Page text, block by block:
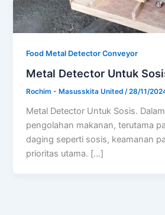
Food Metal Detector Conveyor
Metal Detector Untuk
Rochim - Masusskita United/28/11/
Metal Detector Untuk Sosis.
pengolahan makanan, terutama
daging seperti sosis, keamanan
prioritas utama. […]